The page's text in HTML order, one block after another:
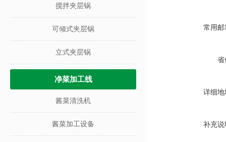
搅拌夹层锅
可倾式夹层锅
立式夹层锅
净菜加工线
酱菜清洗机
酱菜加工设备
常用邮
省
详细地
补充说